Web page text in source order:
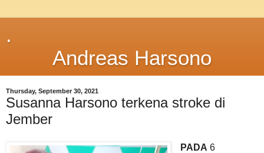
.
Andreas Harsono
Thursday, September 30, 2021
Susanna Harsono terkena stroke di
Jember
PADA 6